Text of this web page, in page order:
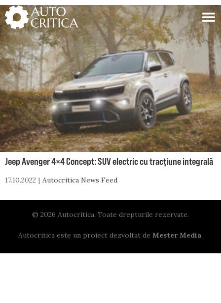
Skip
to
content
Jeep Avenger 4×4 Concept: SUV electric cu tracțiune integrală
17.10.2022 Autocritica News Feed
© 2026 Autocritica. Toate drepturile rezervate.
Autocritica este un proiect dezvoltat de Mester Media.